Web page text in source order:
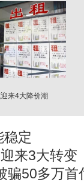
来4大降价潮
稳定
来3大转变
骗50多万首